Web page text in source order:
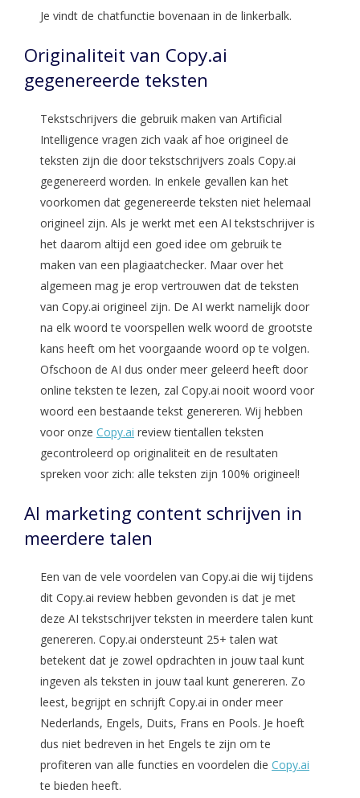
Je vindt de chatfunctie bovenaan in de linkerbalk.
Originaliteit van Copy.ai
gegenereerde teksten
Tekstschrijvers die gebruik maken van Artificial
Intelligence vragen zich vaak af hoe origineel de
teksten zijn die door tekstschrijvers zoals Copy.ai
gegenereerd worden. In enkele gevallen kan het
voorkomen dat gegenereerde teksten niet helemaal
origineel zijn. Als je werkt met een AI tekstschrijver is
het daarom altijd een goed idee om gebruik te
maken van een plagiaatchecker. Maar over het
algemeen mag je erop vertrouwen dat de teksten
van Copy.ai origineel zijn. De AI werkt namelijk door
na elk woord te voorspellen welk woord de grootste
kans heeft om het voorgaande woord op te volgen.
Ofschoon de AI dus onder meer geleerd heeft door
online teksten te lezen, zal Copy.ai nooit woord voor
woord een bestaande tekst genereren. Wij hebben
voor onze Copy.ai review tientallen teksten
gecontroleerd op originaliteit en de resultaten
spreken voor zich: alle teksten zijn 100% origineel!
AI marketing content schrijven in
meerdere talen
Een van de vele voordelen van Copy.ai die wij tijdens
dit Copy.ai review hebben gevonden is dat je met
deze AI tekstschrijver teksten in meerdere talen kunt
genereren. Copy.ai ondersteunt 25+ talen wat
betekent dat je zowel opdrachten in jouw taal kunt
ingeven als teksten in jouw taal kunt genereren. Zo
leest, begrijpt en schrijft Copy.ai in onder meer
Nederlands, Engels, Duits, Frans en Pools. Je hoeft
dus niet bedreven in het Engels te zijn om te
profiteren van alle functies en voordelen die Copy.ai
te bieden heeft.